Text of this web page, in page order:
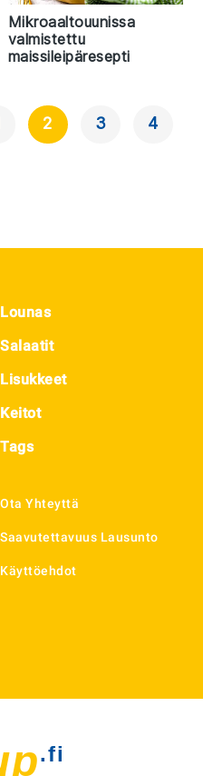
Mikroaaltouunissa
valmistettu
maissileipäresepti
2 3 4
Lounas
Salaatit
Lisukkeet
Keitot
Tags
Ota Yhteyttä
Saavutettavuus Lausunto
Käyttöehdot
.fi